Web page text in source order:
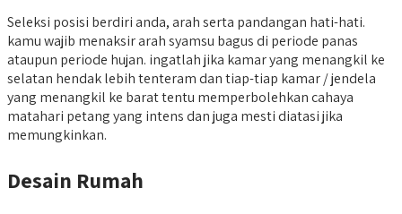
Seleksi posisi berdiri anda, arah serta pandangan hati-hati.
kamu wajib menaksir arah syamsu bagus di periode panas
ataupun periode hujan. ingatlah jika kamar yang menangkil ke
selatan hendak lebih tenteram dan tiap-tiap kamar / jendela
yang menangkil ke barat tentu memperbolehkan cahaya
matahari petang yang intens dan juga mesti diatasi jika
memungkinkan.
Desain Rumah